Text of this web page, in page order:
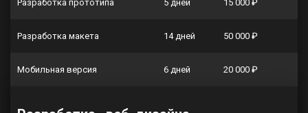
Разработка прототипа 5 дней 15 000 ₽
Разработка макета 14 дней 50 000 ₽
Мобильная версия 6 дней 20 000 ₽